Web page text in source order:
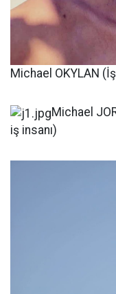
Michael OKYLAN
Michael
iş insanı)